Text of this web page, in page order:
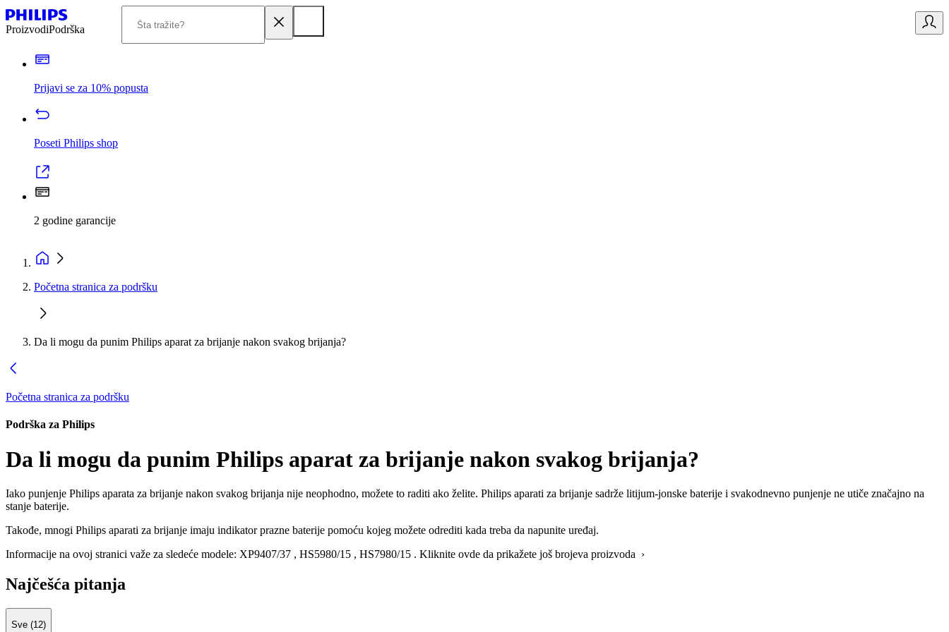
ProizvodiPodrška
Prijavi se za 10% popusta
Poseti Philips shop
2 godine garancije
Početna stranica za podršku
Da li mogu da punim Philips aparat za brijanje nakon svakog brijanja?
Početna stranica za podršku
Podrška za Philips
Da li mogu da punim Philips aparat za brijanje nakon svakog brijanja?
Iako punjenje Philips aparata za brijanje nakon svakog brijanja nije neophodno, možete to raditi ako želite. Philips aparati za brijanje sadrže litijum-jonske baterije i svakodnevno punjenje ne utiče značajno na
stanje baterije.
Takođe, mnogi Philips aparati za brijanje imaju indikator prazne baterije pomoću kojeg možete odrediti kada treba da napunite uređaj.
Informacije na ovoj stranici važe za sledeće modele: XP9407/37 , HS5980/15 , HS7980/15 . Kliknite ovde da prikažete još brojeva proizvoda ›
Najčešća pitanja
Sve (12)